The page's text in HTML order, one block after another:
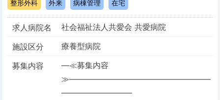
整形外科 外来 病棟管理 在宅
求人病院名
社会福祉法人共愛会 共愛病院
施設区分
療養型病院
募集内容
―≪募集内容
≫――――――――――――――――――
―――――――――